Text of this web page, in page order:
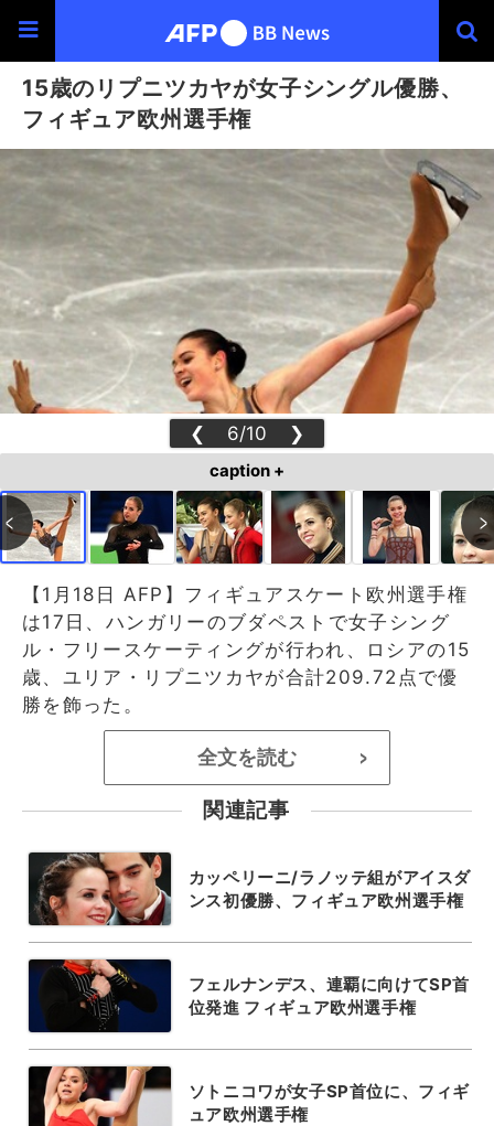
15歳のリプニツカヤが女子シングル優勝、
フィギュア欧州選手権
❮ 6/10 ❯
caption +
【1月18日 AFP】フィギュアスケート欧州選手権
は17日、ハンガリーのブダペストで女子シング
ル・フリースケーティングが行われ、ロシアの15
歳、ユリア・リプニツカヤが合計209.72点で優
勝を飾った。
全文を読む >
関連記事
カッペリーニ/ラノッテ組がアイスダ
ンス初優勝、フィギュア欧州選手権
フェルナンデス、連覇に向けてSP首
位発進 フィギュア欧州選手権
ソトニコワが女子SP首位に、フィギ
ュア欧州選手権